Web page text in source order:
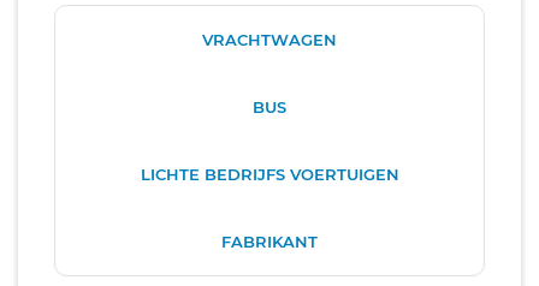
VRACHTWAGEN
BUS
LICHTE BEDRIJFS VOERTUIGEN
FABRIKANT